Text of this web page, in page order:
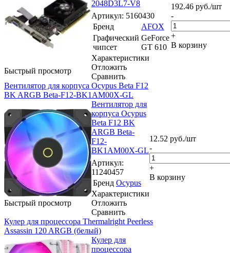
Быстрый просмотр
2048D3L7-V8
Артикул: 5160430
Бренд
AFOX
Графический
чипсет
GeForce
GT 610
Характеристики
Отложить
Сравнить
192.46 руб./шт
-
+
В корзину
Вентилятор для корпуса Ocypus Beta F12
BK ARGB Beta-F12-BK1AM00X-GL
Быстрый просмотр
Вентилятор для
корпуса Ocypus
Beta F12 BK
ARGB Beta-
F12-
BK1AM00X-GL
Артикул:
11240457
Бренд Ocypus
Характеристики
Отложить
Сравнить
12.52 руб./шт
-
+
В корзину
Кулер для процессора Thermalright Peerless
Assassin 120 ARGB (белый)
Кулер для
процессора